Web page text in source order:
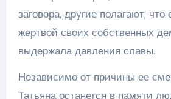
заговора, другие полагают, что
жертвой своих собственных
выдержала давления славы.
Независимо от причины ее
Татьяна останется в памяти